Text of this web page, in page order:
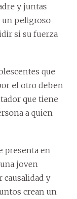
y juntas
un peligroso
si su fuerza
que
el otro deben
que tiene
a quien
presenta en
joven
causalidad y
crean un